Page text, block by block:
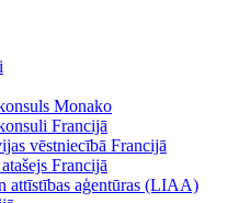
Monako
Francijā
vēstniecībā Francijā
Francijā
attīstības aģentūras (LIAA)